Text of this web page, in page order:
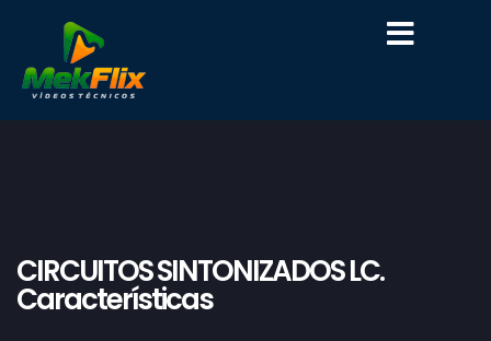
CIRCUITOS SINTONIZADOS LC.
Características